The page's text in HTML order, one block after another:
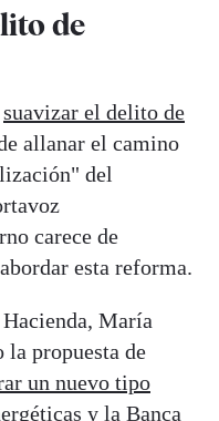
de
suavizar el delito de
allanar el camino
del
carece de
esta reforma.
María
la propuesta de
un nuevo tipo
y la Banca